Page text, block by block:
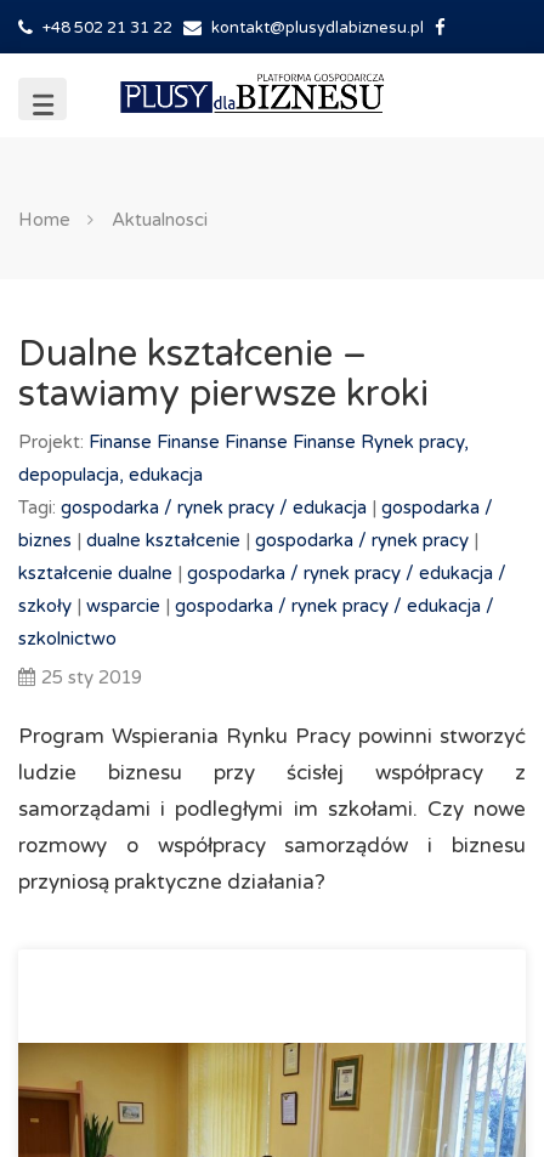
+48 502 21 31 22 kontakt@plusydlabiznesu.pl
Home Aktualnosci
Dualne kształcenie –
stawiamy pierwsze kroki
Projekt: Finanse Finanse Finanse Finanse Rynek pracy,
depopulacja, edukacja
Tagi: gospodarka / rynek pracy / edukacja | gospodarka /
biznes | dualne kształcenie | gospodarka / rynek pracy |
kształcenie dualne | gospodarka / rynek pracy / edukacja /
szkoły | wsparcie | gospodarka / rynek pracy / edukacja /
szkolnictwo
25 sty 2019
Program Wspierania Rynku Pracy powinni stworzyć
ludzie biznesu przy ścisłej współpracy z
samorządami i podległymi im szkołami. Czy nowe
rozmowy o współpracy samorządów i biznesu
przyniosą praktyczne działania?